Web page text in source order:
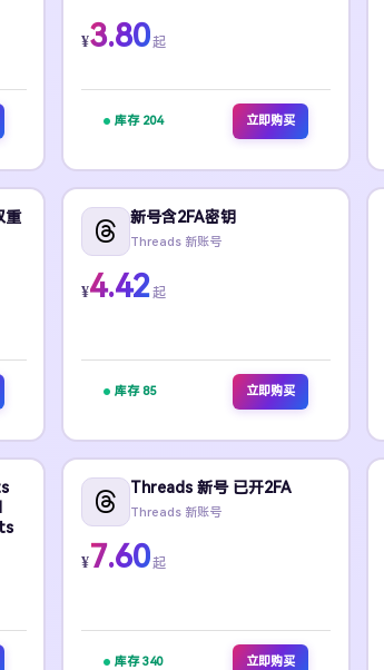
¥3.80起
库存 204 立即购买
重
新号含2FA密钥
Threads 新账号
¥4.42起
库存 85 立即购买
Threads 新号 已开2FA
Threads 新账号
¥7.60起
库存 340 立即购买